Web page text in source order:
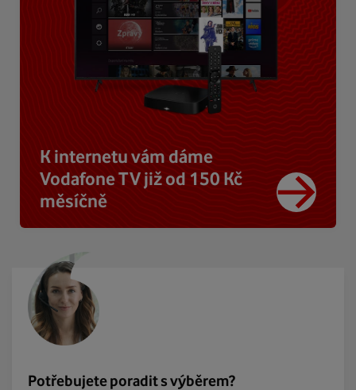
K internetu vám dáme
Vodafone TV již od 150 Kč
měsíčně
Potřebujete poradit s výběrem?